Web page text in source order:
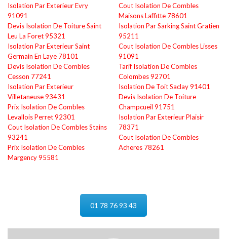
Isolation Par Exterieur Evry
91091
Devis Isolation De Toiture Saint
Leu La Foret 95321
Isolation Par Exterieur Saint
Germain En Laye 78101
Devis Isolation De Combles
Cesson 77241
Isolation Par Exterieur
Villetaneuse 93431
Prix Isolation De Combles
Levallois Perret 92301
Cout Isolation De Combles Stains
93241
Prix Isolation De Combles
Margency 95581
Cout Isolation De Combles
Maisons Laffitte 78601
Isolation Par Sarking Saint Gratien
95211
Cout Isolation De Combles Lisses
91091
Tarif Isolation De Combles
Colombes 92701
Isolation De Toit Saclay 91401
Devis Isolation De Toiture
Champcueil 91751
Isolation Par Exterieur Plaisir
78371
Cout Isolation De Combles
Acheres 78261
01 78 76 93 43